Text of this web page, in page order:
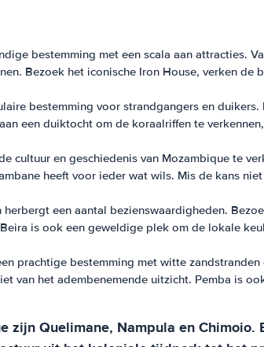
bestemming met een scala aan attracties.
Bezoek het iconische Iron House, verken de
bestemming voor strandgangers en
een duiktocht om de koraalriffen te
cultuur en geschiedenis van Mozambique te
heeft voor ieder wat wils. Mis de kans
een aantal bezienswaardigheden.
is ook een geweldige plek om de lokale
prachtige bestemming met witte
van het adembenemende uitzicht. Pemba is
Quelimane, Nampula en